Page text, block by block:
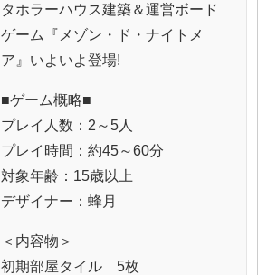
タホラーハウス建築＆運営ボード
ゲーム『メゾン・ド・ナイトメ
ア』いよいよ登場!
■ゲーム概略■
プレイ人数：2～5人
プレイ時間：約45～60分
対象年齢：15歳以上
デザイナー：蜂月
＜内容物＞
初期部屋タイル 5枚